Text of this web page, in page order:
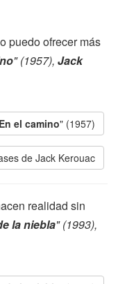
puedo ofrecer más
" (1957), Jack
En el camino" (1957)
de Jack Kerouac
realidad sin
la niebla" (1993),